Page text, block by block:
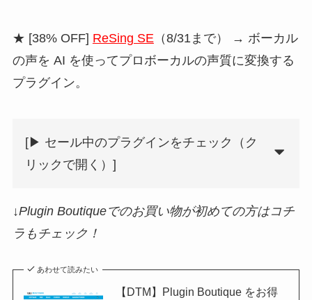
★ [38% OFF] ReSing SE （8/31まで） → ボーカル
の声を AI を使ってプロボーカルの声質に変換する
プラグイン。
[▶︎ セール中のプラグインをチェック（ク
リックで開く）]
↓Plugin Boutiqueでのお買い物が初めての方はコチ
ラもチェック！
あわせて読みたい
【DTM】Plugin Boutique をお得